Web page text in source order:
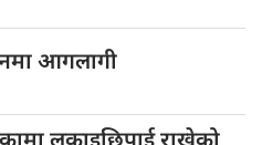
आगलागी